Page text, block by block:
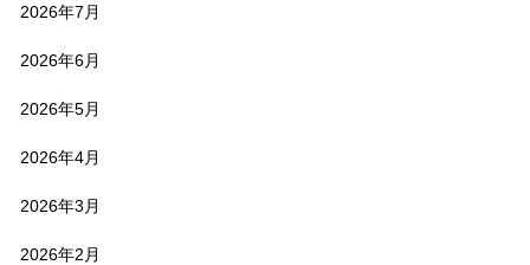
2026年7月
2026年6月
2026年5月
2026年4月
2026年3月
2026年2月